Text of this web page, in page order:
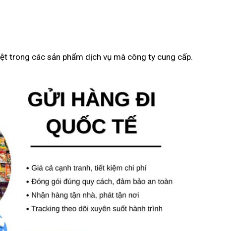
trong các sản phẩm dịch vụ mà công ty cung cấp.